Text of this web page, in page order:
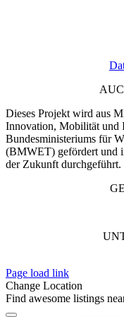
Dieses Projekt wird aus
Innovation, Mobilität und
Bundesministeriums für
(BMWET) gefördert und
der Zukunft durchgeführt.
Page load link
Change Location
Find awesome listings